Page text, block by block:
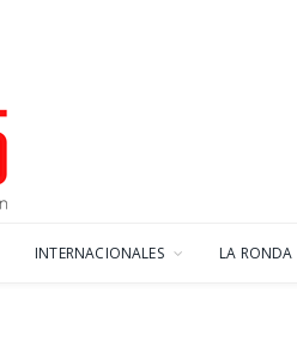
INTERNACIONALES LA RONDA